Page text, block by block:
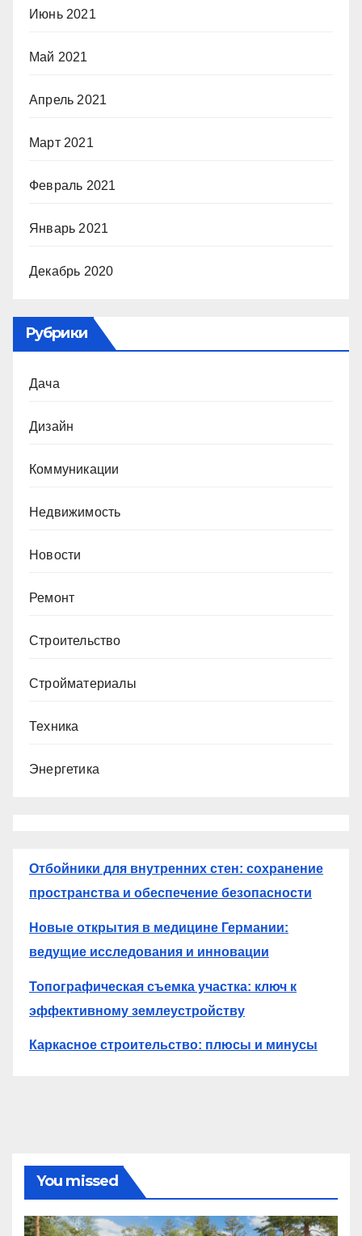
Июнь 2021
Май 2021
Апрель 2021
Март 2021
Февраль 2021
Январь 2021
Декабрь 2020
Рубрики
Дача
Дизайн
Коммуникации
Недвижимость
Новости
Ремонт
Строительство
Стройматериалы
Техника
Энергетика
Отбойники для внутренних стен: сохранение
пространства и обеспечение безопасности
Новые открытия в медицине Германии:
ведущие исследования и инновации
Топографическая съемка участка: ключ к
эффективному землеустройству
Каркасное строительство: плюсы и минусы
You missed